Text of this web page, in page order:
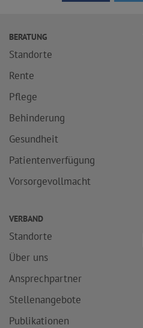
BERATUNG
Standorte
Rente
Pflege
Behinderung
Gesundheit
Patientenverfügung
Vorsorgevollmacht
VERBAND
Standorte
Über uns
Ansprechpartner
Stellenangebote
Publikationen